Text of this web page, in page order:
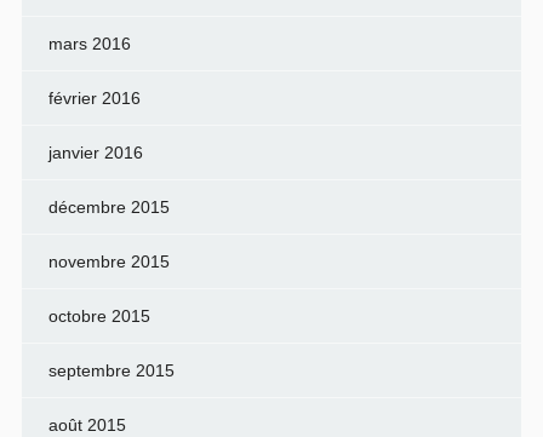
mars 2016
février 2016
janvier 2016
décembre 2015
novembre 2015
octobre 2015
septembre 2015
août 2015